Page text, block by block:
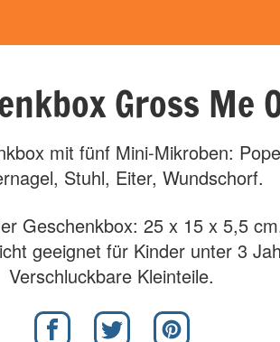
Gross Me
mit fünf Mini-Mikroben:
Stuhl, Eiter, Wundschorf.
Geschenkbox: 25 x 15 x 5,5
geeignet für Kinder unter 3
Verschluckbare Kleinteile.